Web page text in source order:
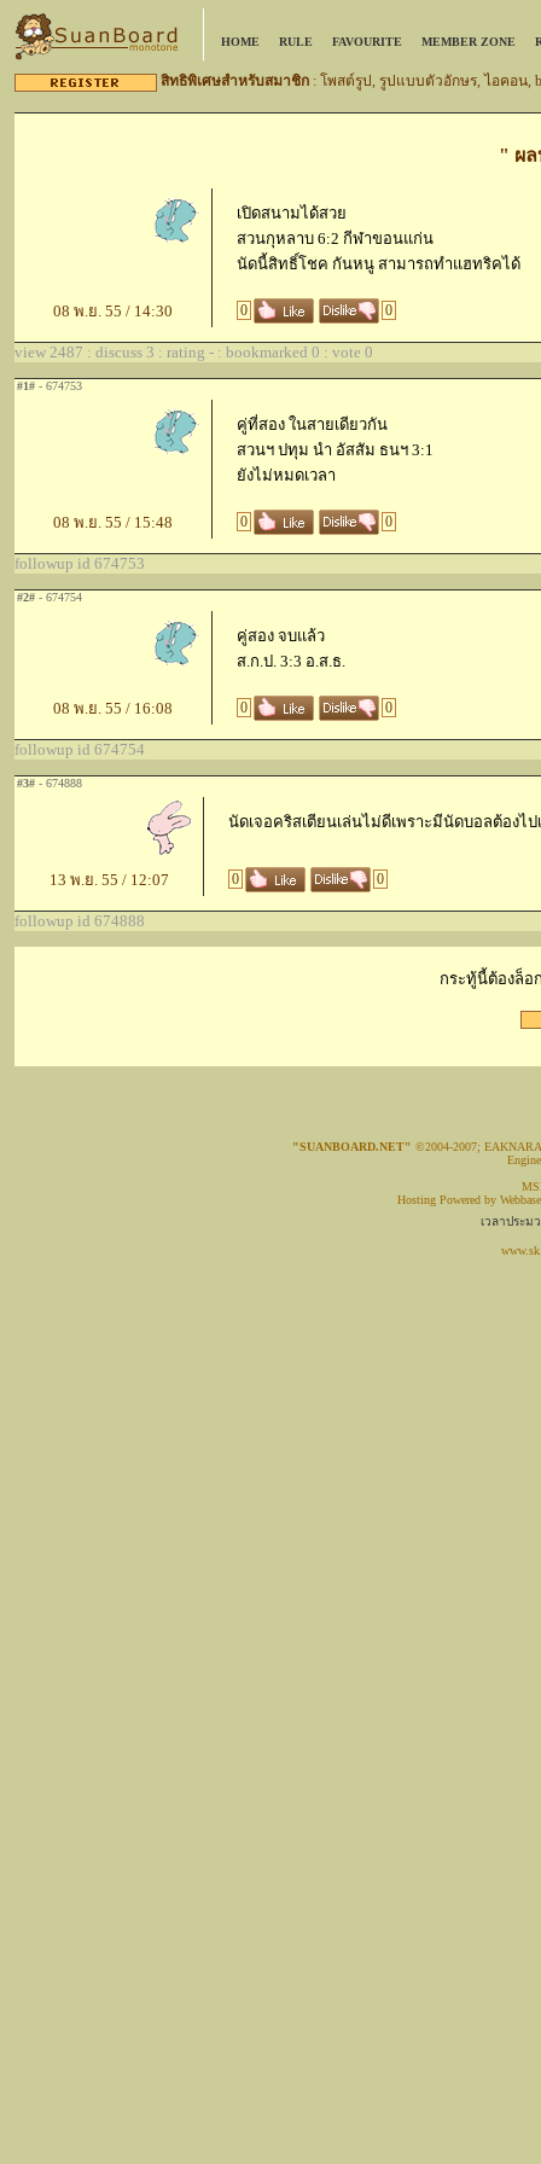
HOME RULE FAVOURITE MEMBER ZONE
สิทธิพิเศษสำหรับสมาชิก : โพสต์รูป, รูปแบบตัวอักษร, ไอคอน,
" ผล
เปิดสนามได้สวย
สวนกุหลาบ 6:2 กีฬาขอนแก่น
นัดนี้สิทธิ์โชค กันหนู สามารถทำแฮทริคได้
08 พ.ย. 55 / 14:30 0 0
view 2487 : discuss 3 : rating - : bookmarked 0 : vote 0
#1# - 674753
คู่ที่สอง ในสายเดียวกัน
สวนฯ ปทุม นำ อัสสัม ธนฯ 3:1
ยังไม่หมดเวลา
08 พ.ย. 55 / 15:48 0 0
followup id 674753
#2# - 674754
คู่สอง จบแล้ว
ส.ก.ป. 3:3 อ.ส.ธ.
08 พ.ย. 55 / 16:08 0 0
followup id 674754
#3# - 674888
นัดเจอคริสเตียนเล่นไม่ดีเพราะมีนัดบอลต้องไป
13 พ.ย. 55 / 12:07 0 0
followup id 674888
กระทู้นี้ต้องล็อ
"SUANBOARD.NET" ©2004-2007;
Hosting Powered by
เวลาประม